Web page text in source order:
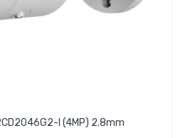
I (4MP) 2.8mm